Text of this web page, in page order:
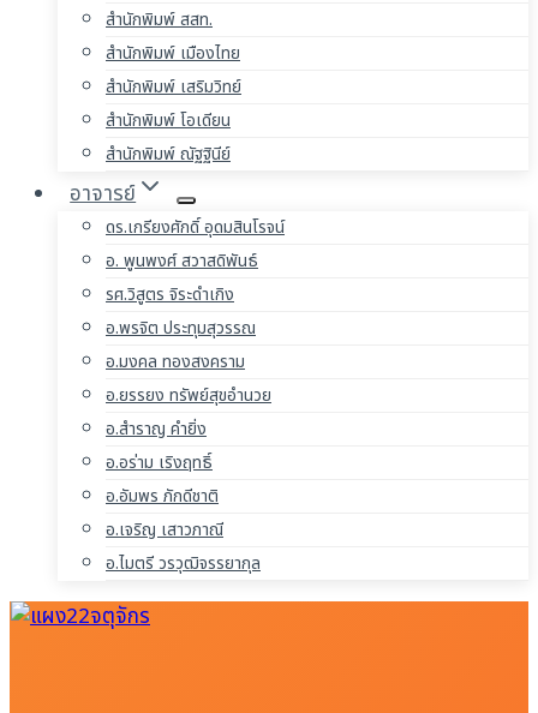
สำนักพิมพ์ สสท.
สำนักพิมพ์ เมืองไทย
สำนักพิมพ์ เสริมวิทย์
สำนักพิมพ์ โอเดียน
สำนักพิมพ์ ณัฐฐินีย์
อาจารย์
ดร.เกรียงศักดิ์ อุดมสินโรจน์
อ. พูนพงศ์ สวาสดิพันธ์
รศ.วิสูตร จิระดำเกิง
อ.พรจิต ประทุมสุวรรณ
อ.มงคล ทองสงคราม
อ.ยรรยง ทรัพย์สุขอำนวย
อ.สำราญ คำยิ่ง
อ.อร่าม เริงฤทธิ์
อ.อัมพร ภักดีชาติ
อ.เจริญ เสาวภาณี
อ.ไมตรี วรวุฒิจรรยากุล